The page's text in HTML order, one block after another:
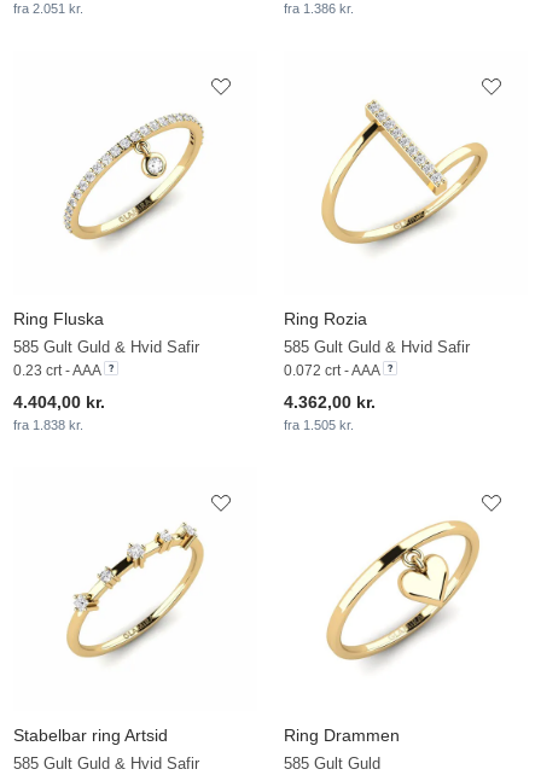
fra 2.051 kr. fra 1.386 kr.
Ring Fluska
585 Gult Guld & Hvid Safir
0.23 crt - AAA
4.404,00 kr.
fra 1.838 kr.
Ring Rozia
585 Gult Guld & Hvid Safir
0.072 crt - AAA
4.362,00 kr.
fra 1.505 kr.
Stabelbar ring Artsid
585 Gult Guld & Hvid Safir
Ring Drammen
585 Gult Guld